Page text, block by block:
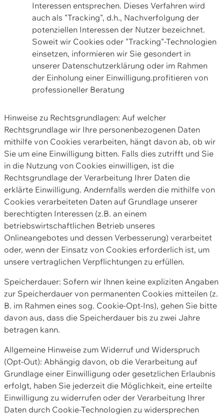
Interessen entsprechen. Dieses Verfahren wird
auch als "Tracking", d.h., Nachverfolgung der
potenziellen Interessen der Nutzer bezeichnet.
Soweit wir Cookies oder "Tracking"-Technologien
einsetzen, informieren wir Sie gesondert in
unserer Datenschutzerklärung oder im Rahmen
der Einholung einer Einwilligung.profitieren von
professioneller Beratung
Hinweise zu Rechtsgrundlagen: Auf welcher
Rechtsgrundlage wir Ihre personenbezogenen Daten
mithilfe von Cookies verarbeiten, hängt davon ab, ob wir
Sie um eine Einwilligung bitten. Falls dies zutrifft und Sie
in die Nutzung von Cookies einwilligen, ist die
Rechtsgrundlage der Verarbeitung Ihrer Daten die
erklärte Einwilligung. Andernfalls werden die mithilfe von
Cookies verarbeiteten Daten auf Grundlage unserer
berechtigten Interessen (z.B. an einem
betriebswirtschaftlichen Betrieb unseres
Onlineangebotes und dessen Verbesserung) verarbeitet
oder, wenn der Einsatz von Cookies erforderlich ist, um
unsere vertraglichen Verpflichtungen zu erfüllen.
Speicherdauer: Sofern wir Ihnen keine expliziten Angaben
zur Speicherdauer von permanenten Cookies mitteilen (z.
B. im Rahmen eines sog. Cookie-Opt-Ins), gehen Sie bitte
davon aus, dass die Speicherdauer bis zu zwei Jahre
betragen kann.
Allgemeine Hinweise zum Widerruf und Widerspruch
(Opt-Out): Abhängig davon, ob die Verarbeitung auf
Grundlage einer Einwilligung oder gesetzlichen Erlaubnis
erfolgt, haben Sie jederzeit die Möglichkeit, eine erteilte
Einwilligung zu widerrufen oder der Verarbeitung Ihrer
Daten durch Cookie-Technologien zu widersprechen